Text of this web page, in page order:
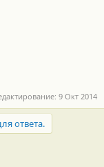
9 Окт 2014
ответа.